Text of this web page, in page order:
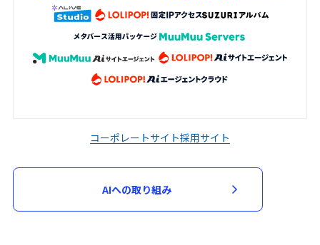
に指定された資料を提出するものとしま
加申込を承諾せず又は参加契約を取り消す
ことができるものとします。
偽、不正確又は誤りがあった場合
するサービスの利用停止等の処分を受け
ている場合
第３項に基づく資料の提出がない場合
コーポレートサイト採用サイト
AIへの取り組み